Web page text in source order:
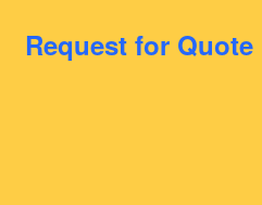
Request for Quote